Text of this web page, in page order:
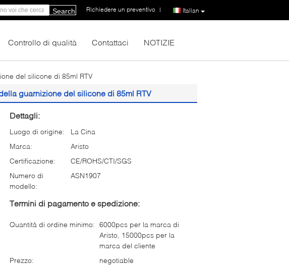
Italian
Richiedere un preventivo |
Search
Controllo di qualità Contattaci NOTIZIE
del silicone di 85ml RTV
guarnizione del silicone di 85ml RTV
Dettagli:
Luogo di origine:
La Cina
Marca:
Aristo
Certificazione:
CE/ROHS/CTI/SGS
Numero di
modello:
ASN1907
Termini di pagamento e spedizione:
Quantità di ordine minimo: 6000pcs per la marca di
Aristo, 15000pcs per la
marca del cliente
Prezzo:
negotiable